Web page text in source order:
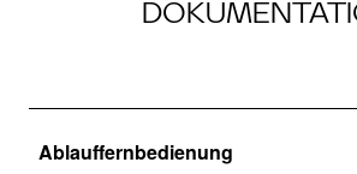
Ablauffernbedienung